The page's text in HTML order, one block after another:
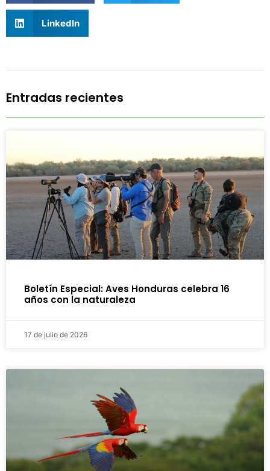
LinkedIn
Entradas recientes
Boletín Especial: Aves Honduras celebra 16
años con la naturaleza
17 de julio de 2026